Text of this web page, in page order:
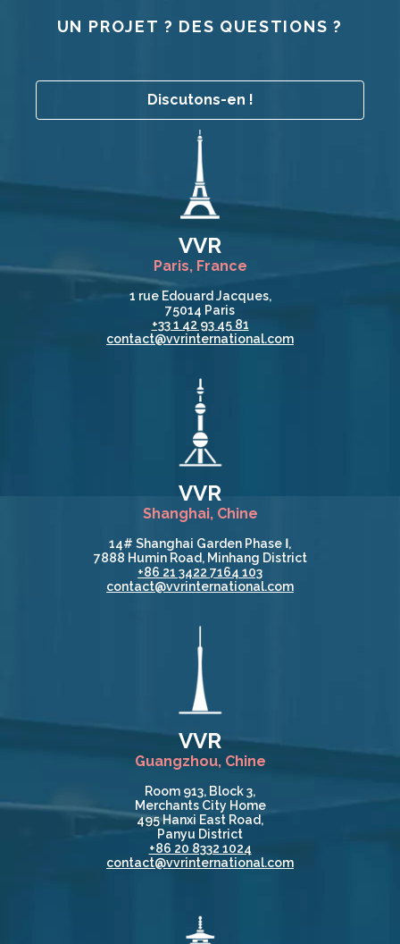
UN PROJET ? DES QUESTIONS ?
Discutons-en !
VVR
Paris, France
1 rue Edouard Jacques,
75014 Paris
+33 1 42 93 45 81
contact@vvrinternational.com
VVR
Shanghai, Chine
14# Shanghai Garden Phase Ⅰ,
7888 Humin Road, Minhang District
+86 21 3422 7164 103
contact@vvrinternational.com
VVR
Guangzhou, Chine
Room 913, Block 3,
Merchants City Home
495 Hanxi East Road,
Panyu District
+86 20 8332 1024
contact@vvrinternational.com